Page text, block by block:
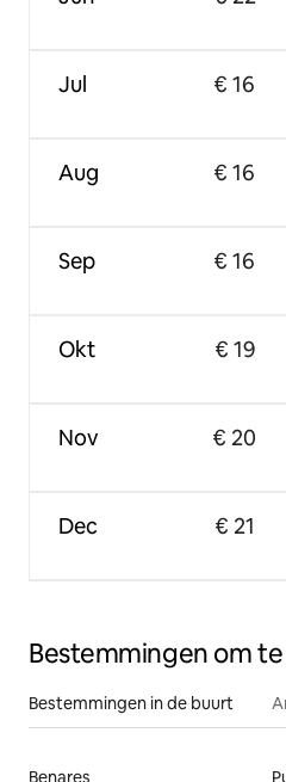
Jul
Aug
Sep
Okt
Nov
Dec
€ 16
€ 16
€ 16
€ 19
€ 20
€ 21
Bestemmingen om
Bestemmingen in de buurt
Benares